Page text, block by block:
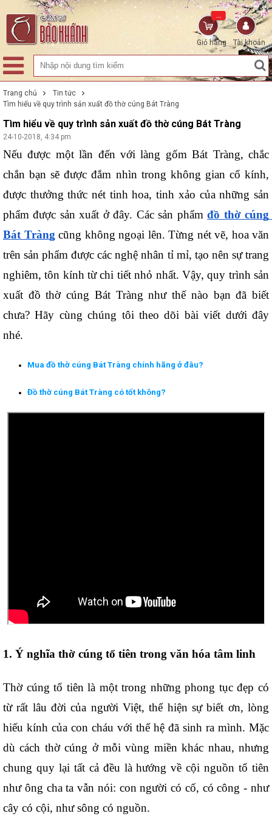
Tài khoản
Giỏ hàng
...
Trang chủ
Tin tức
Tìm hiểu về quy trình sản xuất đồ thờ cúng Bát Tràng
Tìm hiểu về quy trình sản xuất đồ thờ cúng Bát Tràng
24-10-2018, 4:34 pm
Nếu được một lần đến với làng gốm Bát Tràng, chắc
chắn bạn sẽ được đắm nhìn trong không gian cổ kính,
được thưởng thức nét tinh hoa, tinh xảo của những sản
phẩm được sản xuất ở đây. Các sản phẩm đồ thờ cúng
Bát Tràng cũng không ngoại lên. Từng nét vẽ, hoa văn
trên sản phẩm được các nghệ nhân tỉ mỉ, tạo nên sự trang
nghiêm, tôn kính từ chi tiết nhỏ nhất. Vậy, quy trình sản
xuất đồ thờ cúng Bát Tràng như thế nào bạn đã biết
chưa? Hãy cùng chúng tôi theo dõi bài viết dưới đây
nhé.
Mua đồ thờ cúng Bát Tràng chính hãng ở đâu?
Đồ thờ cúng Bát Tràng có tốt không?
1. Ý nghĩa thờ cúng tổ tiên trong văn hóa tâm linh
Thờ cúng tổ tiên là một trong những phong tục đẹp có
từ rất lâu đời của người Việt, thể hiện sự biết ơn, lòng
hiếu kính của con cháu với thế hệ đã sinh ra mình. Mặc
dù cách thờ cúng ở mỗi vùng miền khác nhau, nhưng
chung quy lại tất cả đều là hướng về cội nguồn tổ tiên
như ông cha ta vẫn nói: con người có cố, có công - như
cây có cội, như sông có nguồn.